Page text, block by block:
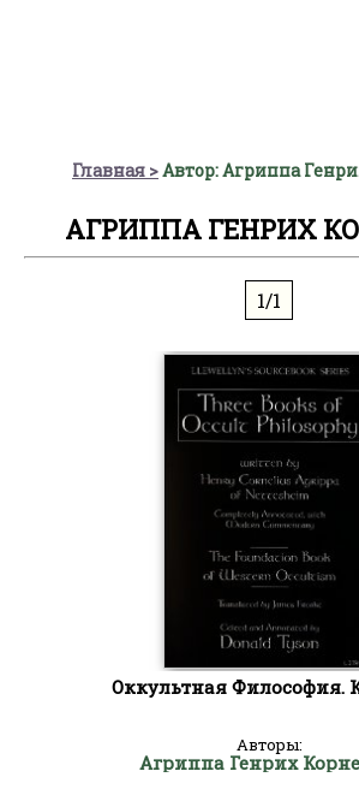
Главная Автор: Агриппа
АГРИППА ГЕНРИХ
1/1
Оккультная Философия.
Авторы:
Агриппа Генрих